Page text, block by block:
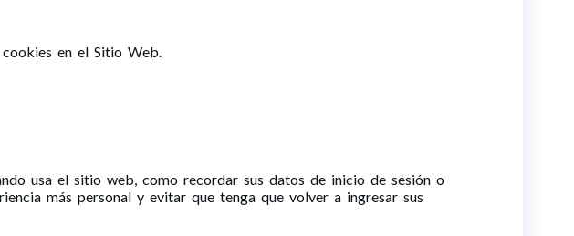
en el Sitio Web.
usa el sitio web, como recordar sus datos de inicio de sesión o
más personal y evitar que tenga que volver a ingresar sus